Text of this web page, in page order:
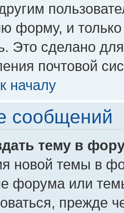
форму, и
Это сделано
почтовой
началу
сообщений
тему в
новой темы в
форума или
прежде